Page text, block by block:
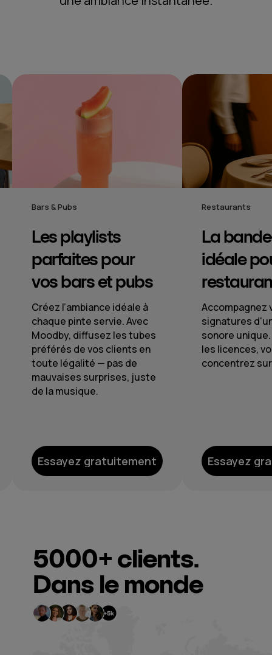
Restaurants
La bande-son
idéale pour votre
restaurant
Accompagnez vos plats
signatures d'une signature
sonore unique. Nous gérons
les licences, vous vous
concentrez sur le service.
Essayez gratuitement
Hôtels
Une
musicale
chaque
Du lobby au
ambiances
impeccables.
gestion
contrôle par
Essayez
5000+ clients.
Dans le monde